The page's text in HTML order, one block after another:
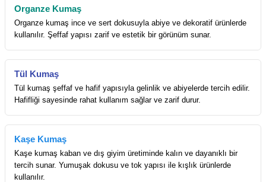
Organze Kumaş
Organze kumaş ince ve sert dokusuyla abiye ve dekoratif ürünlerde
kullanılır. Şeffaf yapısı zarif ve estetik bir görünüm sunar.
Tül Kumaş
Tül kumaş şeffaf ve hafif yapısıyla gelinlik ve abiyelerde tercih edilir.
Hafifliği sayesinde rahat kullanım sağlar ve zarif durur.
Kaşe Kumaş
Kaşe kumaş kaban ve dış giyim üretiminde kalın ve dayanıklı bir
tercih sunar. Yumuşak dokusu ve tok yapısı ile kışlık ürünlerde
kullanılır.